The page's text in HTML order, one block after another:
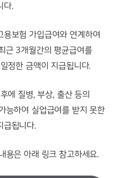
다.
보험 가입급여와 연계하여
근 3개월간의 평균급여를
정한 금액이 지급됩니다.
에 질병, 부상, 출산 등의
능하여 실업급여를 받지 못한
급됩니다.
용은 아래 링크 참고하세요.